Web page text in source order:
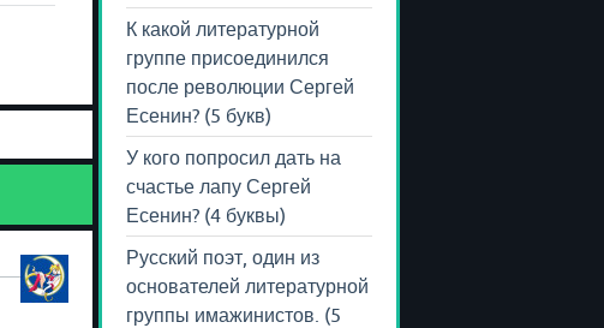
К какой литературной
группе присоединился
после революции Сергей
Есенин? (5 букв)
У кого попросил дать на
счастье лапу Сергей
Есенин? (4 буквы)
Русский поэт, один из
основателей литературной
группы имажинистов. (5